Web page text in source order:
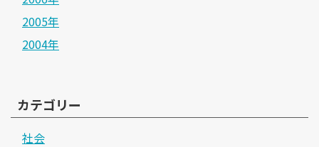
2005年
2004年
カテゴリー
社会